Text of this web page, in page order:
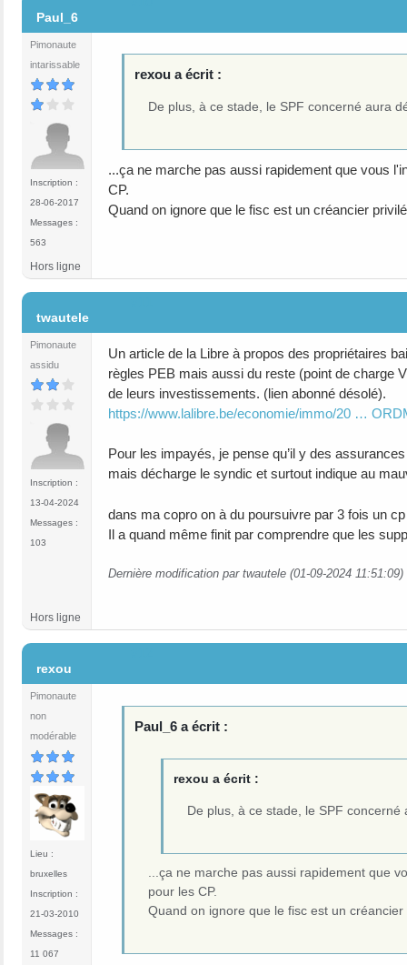
Paul_6
Pimonaute
intarissable
Inscription :
28-06-2017
Messages :
563
rexou a écrit :
De plus, à ce stade, le SPF concerné aura
...ça ne marche pas aussi rapidement que vous
CP.
Quand on ignore que le fisc est un créancier
Hors ligne
twautele
Pimonaute
assidu
Inscription :
13-04-2024
Messages :
103
Un article de la Libre à propos des propriétaires
règles PEB mais aussi du reste (point de charge
de leurs investissements. (lien abonné désolé).
https://www.lalibre.be/economie/immo/20 …
Pour les impayés, je pense qu’il y des
mais décharge le syndic et surtout indique au
dans ma copro on à du poursuivre par 3 fois un
Il a quand même finit par comprendre que les
Dernière modification par twautele (01-09-2024 11:51:09)
Hors ligne
rexou
Pimonaute
non
modérable
Lieu :
bruxelles
Inscription :
21-03-2010
Messages :
11 067
Paul_6 a écrit :
rexou a écrit :
De plus, à ce stade, le SPF
...ça ne marche pas aussi rapidement que
pour les CP.
Quand on ignore que le fisc est un